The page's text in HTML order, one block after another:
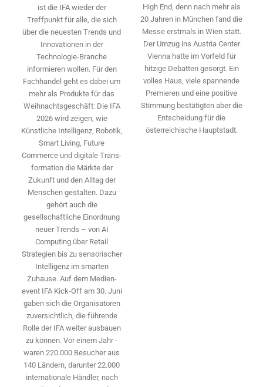
ist die IFA wieder der
Treffpunkt für alle, die sich
über die neuesten Trends und
Innovationen in der
Technologie-­Branche
informieren wollen. Für den
Fachhandel geht es dabei um
mehr als Produkte für das
Weihnachtsgeschäft: Die IFA
2026 wird ­zeigen, wie
Künstliche Intelligenz, Robotik,
Smart Living, Future
Commerce und digitale Trans­
formation die Märkte der
Zukunft und den Alltag der
Menschen gestalten. Dazu
gehört auch die
gesellschaftliche Einordnung
neuer Trends – von AI
Computing über Retail
Strategien bis zu sensorischer
Intelligenz im smarten
Zuhause. Auf dem Medien­
event IFA Kick-Off am 30. Juni
gaben sich die Organisatoren
zuversichtlich, die führende
Rolle der IFA weiter ausbauen
zu können. Vor einem Jahr ­
waren 220.000 Besucher aus
140 ­Ländern, ­darunter 22.000
internationale Händler, nach
High End, denn nach mehr als
20 Jahren in München fand die
Messe erstmals in Wien statt.
Der Umzug ins Austria Center
Vienna hatte im Vorfeld für
hitzige Debatten gesorgt. Ein
volles Haus, viele spannende
Premieren und eine positive
Stimmung bestätigten aber die
Entscheidung für die
österreichische Hauptstadt.